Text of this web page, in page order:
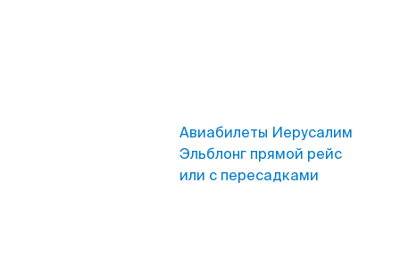
Авиабилеты Иерусалим
Эльблонг прямой рейс
или с пересадками